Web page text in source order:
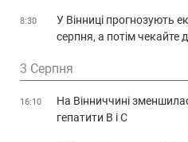
8:30
У Вінниці прогнозують
серпня, а потім чекайте
3 Серпня
16:10
На Вінниччині
гепатити В і С